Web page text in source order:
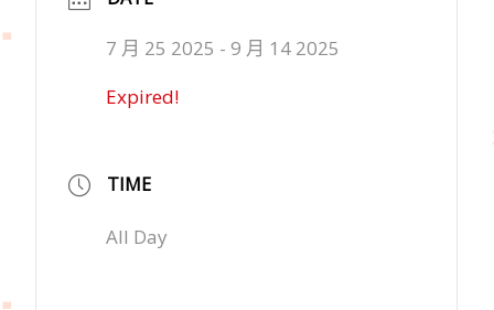
7 月 25 2025 - 9 月 14 2025
Expired!
TIME
All Day